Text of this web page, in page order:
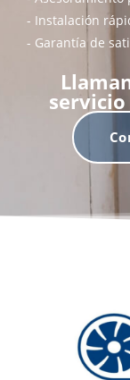
- Instalación
- Garantía de